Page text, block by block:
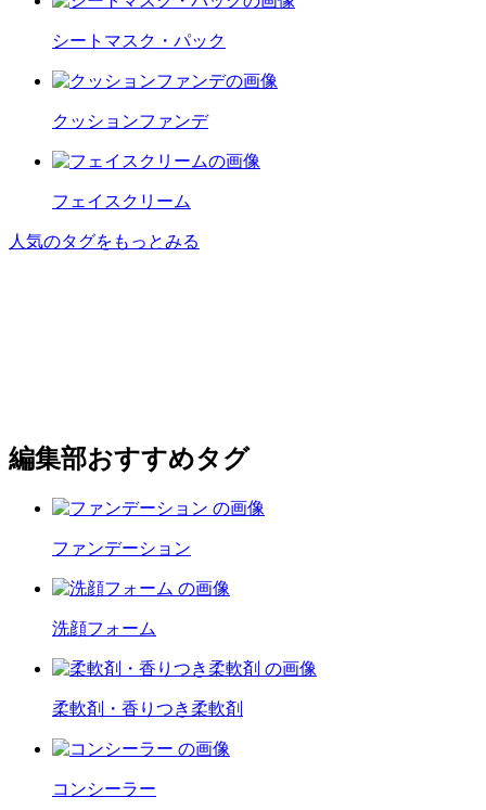
シートマスク・パック
クッションファンデ
フェイスクリーム
人気のタグをもっとみる
編集部おすすめタグ
ファンデーション
洗顔フォーム
柔軟剤・香りつき柔軟剤
コンシーラー